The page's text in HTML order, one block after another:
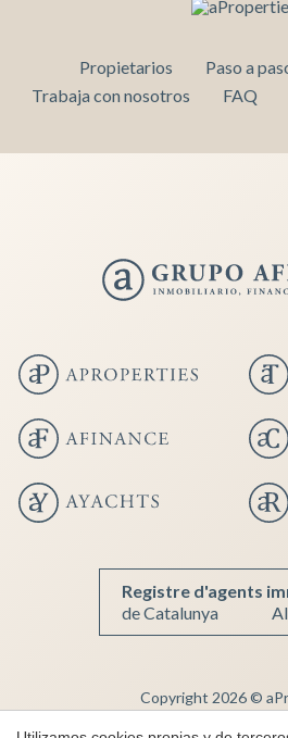
Propietarios Paso a
Trabaja con nosotros
FAQ
Registre d'agents
de Catalunya
Copyright 2026 ©
Inmobiliaria de